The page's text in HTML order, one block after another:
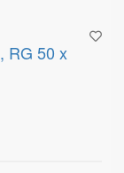
RG 50 x